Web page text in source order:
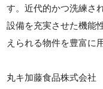
す。近代的かつ洗練さ
設備を充実させた機能
えられる物件を豊富に
丸キ加藤食品株式会社